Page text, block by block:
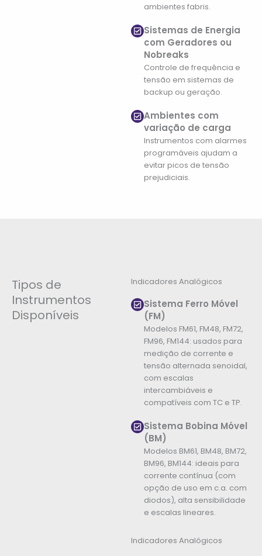
ambientes fabris.
Sistemas de Energia
com Geradores ou
Nobreaks
Controle de frequência e
tensão em sistemas de
backup ou geração.
Ambientes com
variação de carga
Instrumentos com alarmes
programáveis ajudam a
evitar picos de tensão
prejudiciais.
Tipos de
Instrumentos
Disponíveis
Indicadores Analógicos
Sistema Ferro Móvel
(FM)
Modelos FM61, FM48, FM72,
FM96, FM144: usados para
medição de corrente e
tensão alternada senoidal,
com escalas
intercambiáveis e
compatíveis com TC e TP.
Sistema Bobina Móvel
(BM)
Modelos BM61, BM48, BM72,
BM96, BM144: ideais para
corrente contínua (com
opção de uso em c.a. com
diodos), alta sensibilidade
e escalas lineares.
Indicadores Analógicos